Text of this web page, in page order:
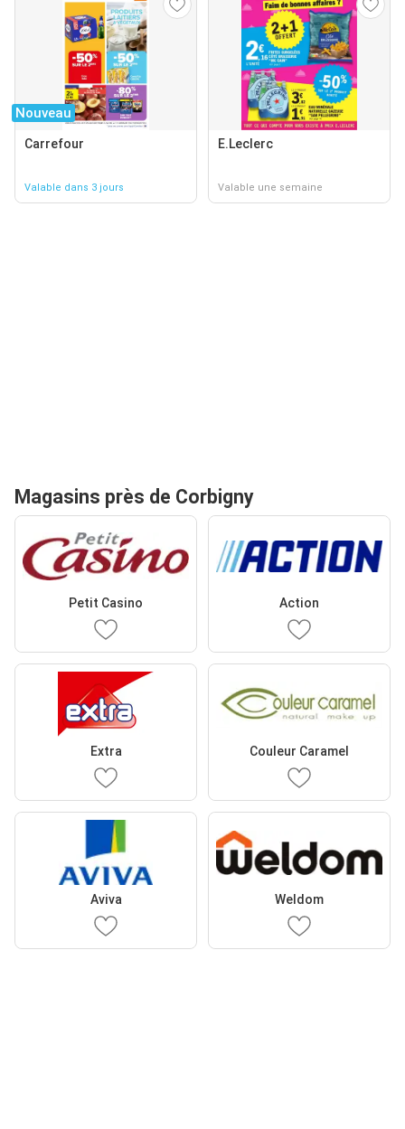
Nouveau
Carrefour
Valable dans 3 jours
E.Leclerc
Valable une semaine
Magasins près de Corbigny
Petit Casino Action
Extra Couleur Caramel
Aviva Weldom